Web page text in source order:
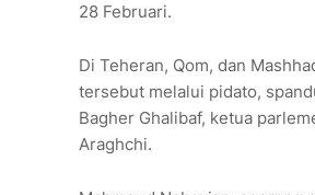
28 Februari.
Di Teheran, Qom, dan
tersebut melalui pidato,
Bagher Ghalibaf, ketua
Araghchi.